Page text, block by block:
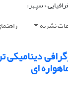
نشریه
دینامیکی
ای